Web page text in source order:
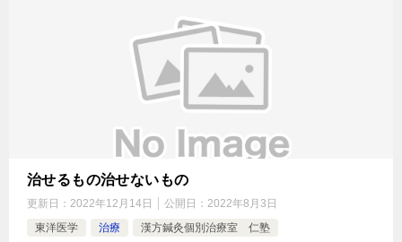
治せるもの治せないもの
更新日： 2022年12月14日 公開日： 2022年8月3日
東洋医学
治療 漢方鍼灸個別治療室 仁塾